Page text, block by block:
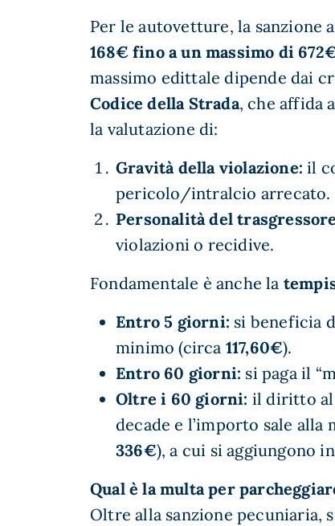
Per le autovetture, la sanzione
168€ fino a un massimo di
massimo edittale dipende dai
Codice della Strada, che affida
la valutazione di:
Gravità della violazione: il
pericolo/intralcio arrecato.
Personalità del
violazioni o recidive.
Fondamentale è anche la
Entro 5 giorni: si beneficia
minimo (circa 117,60€).
Entro 60 giorni: si paga il
Oltre i 60 giorni: il diritto al
decade e l’importo sale alla
336€), a cui si aggiungono
Qual è la multa per
Oltre alla sanzione pecuniaria,